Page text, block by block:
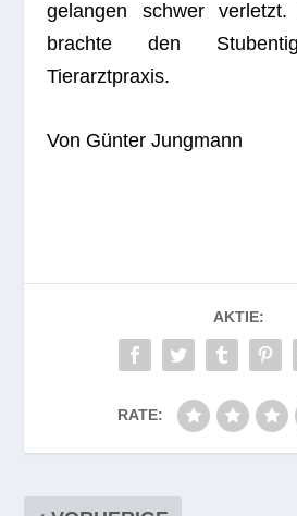
und die Ret­ter geru­fen.
Katze hatte offen­bar frei,
Mit einem Gelenk­mast
hatte sich bei dem
Von Gün­ter Jungmann